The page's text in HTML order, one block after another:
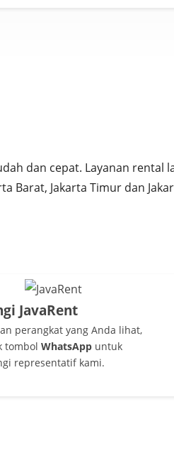
dan cepat. Layanan
Barat, Jakarta Timur dan
JavaRent
perangkat yang Anda lihat,
tombol WhatsApp untuk
representatif kami.